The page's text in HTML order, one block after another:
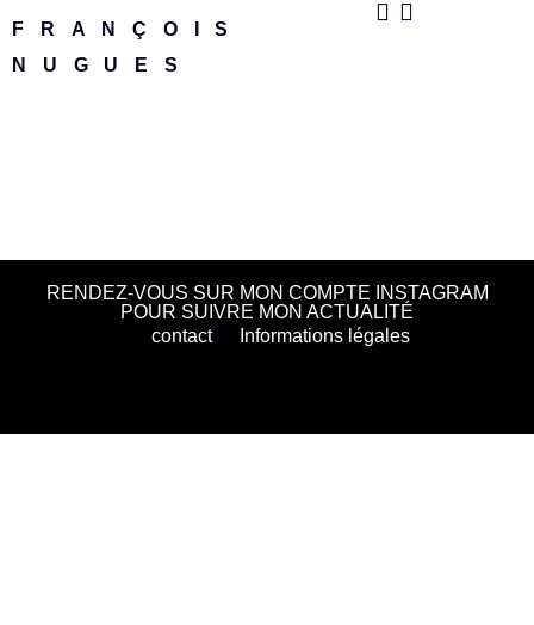
FRANÇOIS
NUGUES
RENDEZ-VOUS SUR MON COMPTE INSTAGRAM
POUR SUIVRE MON ACTUALITÉ
contact
Informations légales